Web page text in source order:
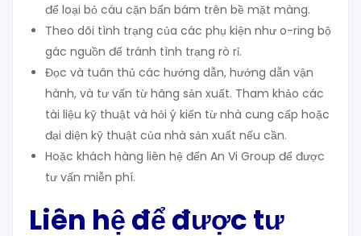
để loại bỏ cáu cặn bẩn bám trên bề mặt màng.
Theo dõi tình trạng của các phụ kiện như o-ring bộ
gác nguồn để tránh tình trạng rò rỉ.
Đọc và tuân thủ các hướng dẫn, hướng dẫn vận
hành, và tư vấn từ hãng sản xuất. Tham khảo các
tài liệu kỹ thuật và hỏi ý kiến từ nhà cung cấp hoặc
đại diện kỹ thuật của nhà sản xuất nếu cần.
Hoặc khách hàng liên hệ đến An Vi Group để được
tư vấn miễn phí.
Liên hệ để được tư